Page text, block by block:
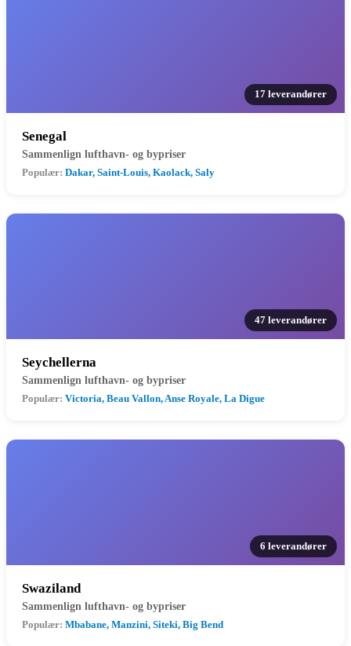
17 leverandører
Senegal
Sammenlign lufthavn- og bypriser
Populær: Dakar, Saint-Louis, Kaolack, Saly
47 leverandører
Seychellerna
Sammenlign lufthavn- og bypriser
Populær: Victoria, Beau Vallon, Anse Royale, La Digue
6 leverandører
Swaziland
Sammenlign lufthavn- og bypriser
Populær: Mbabane, Manzini, Siteki, Big Bend